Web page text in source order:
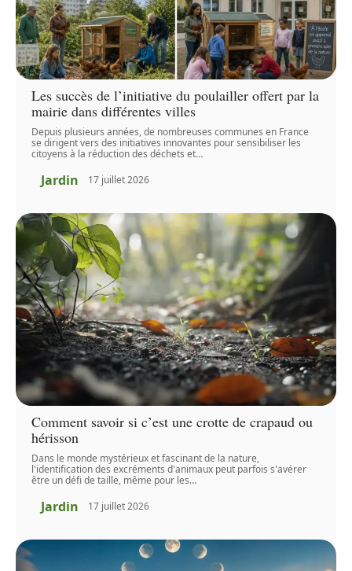
Les succès de l’initiative du poulailler offert par la
mairie dans différentes villes
Depuis plusieurs années, de nombreuses communes en France
se dirigent vers des initiatives innovantes pour sensibiliser les
citoyens à la réduction des déchets et…
Jardin 17 juillet 2026
Comment savoir si c’est une crotte de crapaud ou
hérisson
Dans le monde mystérieux et fascinant de la nature,
l'identification des excréments d'animaux peut parfois s'avérer
être un défi de taille, même pour les…
Jardin 17 juillet 2026